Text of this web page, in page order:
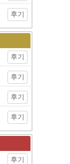
후기
후기
후기
후기
후기
후기